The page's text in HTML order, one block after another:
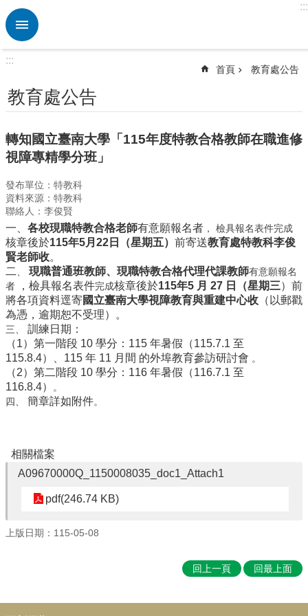
跳到主要內容區塊
進
階
熱
門
鍵
字
園
動
態
認
識
學
專
區
校
成
校
E
導
總
:::
:::
首頁 教育處公告
教育處公告
轉知國立臺南大學「115年度特教合格教師在職進修
視障專精學分班」
發布單位：特教科
資料來源：特教科
聯絡人：李俊賢
一、 各校現職特教合格老師有意願報名者 ， 檢具報名表件完成
核章後於115年5月22日（星期五） 前寄送教育處特教科李俊
賢老師收。
二、 現職普通班教師、現職特教合格代理代課教師有意願報名
者
，檢具報名表件完成核章後於115年5 月 27 日（星期三）前
將各項資料逕寄國立臺南大學視障教育與重建中心收 （以郵戳
為憑，逾期恕不受理）。
三、
訓練日期：
（1）第一階段 10 學分：115 年暑假（115.7.1 至
115.8.4）、115 年 11 月間 的外埠教育參訪研討會 。
（2）第二階段 10 學分：116 年暑假（116.7.1 至
116.8.4） 。
四、
簡章詳如附件。
相關檔案
A09670000Q_1150008035_doc1_Attach1
pdf(246.74 KB)
上版日期：115-05-08
回上一頁 回最上面